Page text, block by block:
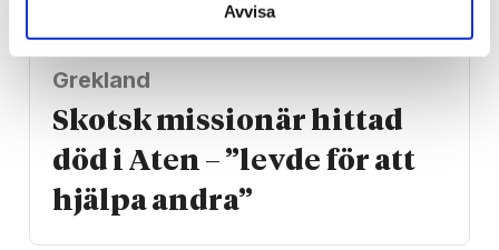
Avvisa
Grekland
Skotsk missionär hittad
död i Aten – ”levde för att
hjälpa andra”